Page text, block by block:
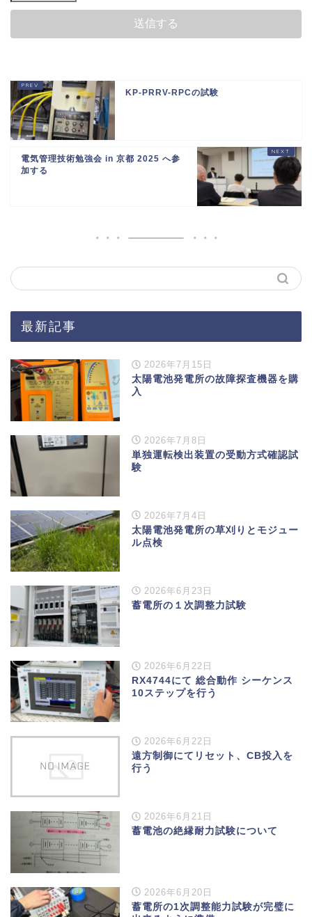
KP-PRRV-RPCの試験
電気管理技術勉強会 in 京都 2025 へ参
加する
最新記事
2026年7月15日
太陽電池発電所の故障探査機器を購
入
2026年7月8日
単独運転検出装置の受動方式確認試
験
2026年7月4日
太陽電池発電所の草刈りとモジュー
ル点検
2026年6月23日
蓄電所の１次調整力試験
2026年6月22日
RX4744にて 総合動作 シーケンス
10ステップを行う
2026年6月22日
遠方制御にてリセット、CB投入を
行う
2026年6月21日
蓄電池の絶縁耐力試験について
2026年6月20日
蓄電所の1次調整能力試験が完璧に